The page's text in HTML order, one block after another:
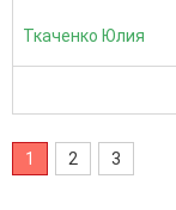
Ткаченко Юлия
1 2 3